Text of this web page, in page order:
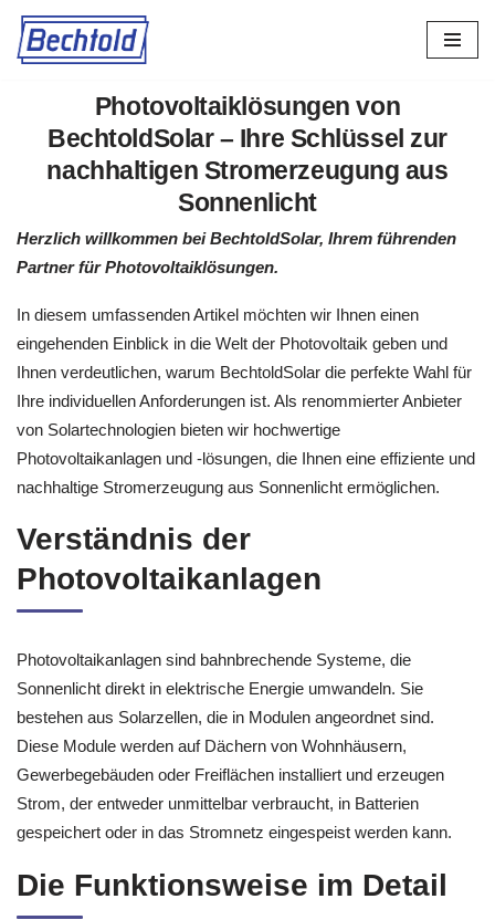
Zum
Photovoltaiklösungen von
BechtoldSolar – Ihre Schlüssel zur
nachhaltigen Stromerzeugung aus
Sonnenlicht
Herzlich willkommen bei BechtoldSolar, Ihrem führenden
Partner für Photovoltaiklösungen.
In diesem umfassenden Artikel möchten wir Ihnen einen
eingehenden Einblick in die Welt der Photovoltaik geben und
Ihnen verdeutlichen, warum BechtoldSolar die perfekte Wahl für
Ihre individuellen Anforderungen ist. Als renommierter Anbieter
von Solartechnologien bieten wir hochwertige
Photovoltaikanlagen und -lösungen, die Ihnen eine effiziente und
nachhaltige Stromerzeugung aus Sonnenlicht ermöglichen.
Verständnis der
Photovoltaikanlagen
Photovoltaikanlagen sind bahnbrechende Systeme, die
Sonnenlicht direkt in elektrische Energie umwandeln. Sie
bestehen aus Solarzellen, die in Modulen angeordnet sind.
Diese Module werden auf Dächern von Wohnhäusern,
Gewerbegebäuden oder Freiflächen installiert und erzeugen
Strom, der entweder unmittelbar verbraucht, in Batterien
gespeichert oder in das Stromnetz eingespeist werden kann.
Die Funktionsweise im Detail